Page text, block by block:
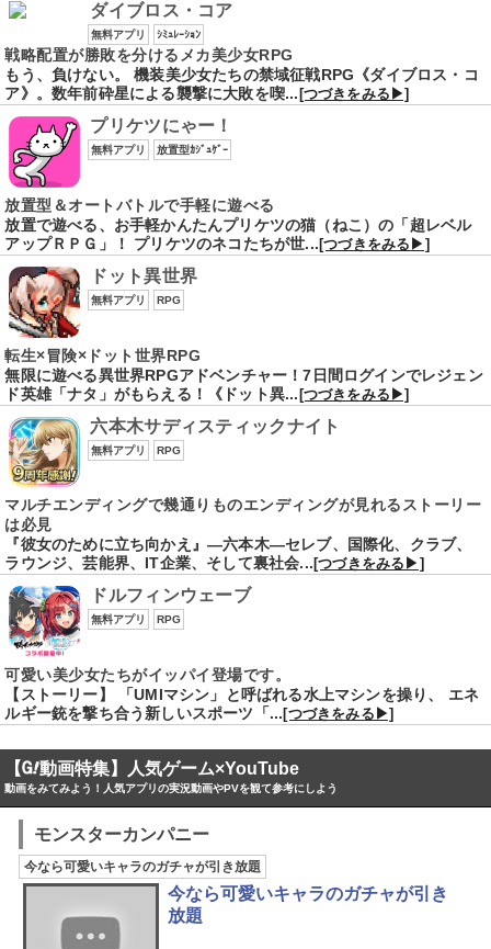
ダイブロス・コア
無料アプリ ｼﾐｭﾚｰｼｮﾝ
戦略配置が勝敗を分けるメカ美少女RPG
もう、負けない。 機装美少女たちの禁域征戦RPG《ダイブロス・コ
ア》。数年前砕星による襲撃に大敗を喫... [つづきをみる▶]
プリケツにゃー！
無料アプリ 放置型ｶｼﾞｭｹﾞｰ
放置型＆オートバトルで手軽に遊べる
放置で遊べる、お手軽かんたんプリケツの猫（ねこ）の「超レベル
アップＲＰＧ」！ プリケツのネコたちが世...[つづきをみる▶]
ドット異世界
無料アプリ RPG
転生×冒険×ドット世界RPG
無限に遊べる異世界RPGアドベンチャー！7日間ログインでレジェン
ド英雄「ナタ」がもらえる！《ドット異...[つづきをみる▶]
六本木サディスティックナイト
無料アプリ RPG
マルチエンディングで幾通りものエンディングが見れるストーリー
は必見
『彼女のために立ち向かえ』―六本木―セレブ、国際化、クラブ、
ラウンジ、芸能界、IT企業、そして裏社会...[つづきをみる▶]
ドルフィンウェーブ
無料アプリ RPG
可愛い美少女たちがイッパイ登場です。
【ストーリー】 「UMIマシン」と呼ばれる水上マシンを操り、 エネ
ルギー銃を撃ち合う新しいスポーツ「...[つづきをみる▶]
【 動画特集】人気ゲーム×YouTube
動画をみてみよう！人気アプリの実況動画やPVを観て参考にしよう
モンスターカンパニー
今なら可愛いキャラのガチャが引き放題
今なら可愛いキャラのガチャが引き
放題